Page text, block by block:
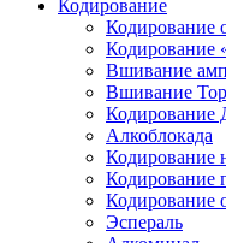
Кодирование
Кодирование
Кодирование
Вшивание
Вшивание
Кодирование
Алкоблокада
Кодирование
Кодирование
Кодирование
Эспераль